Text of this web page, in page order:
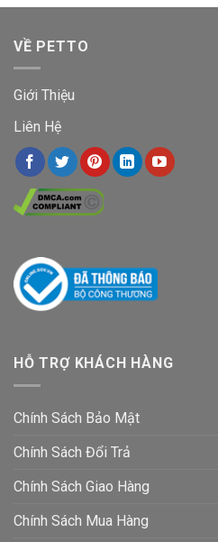
VỀ PETTO
Giới Thiệu
Liên Hệ
HỖ TRỢ KHÁCH HÀNG
Chính Sách Bảo Mật
Chính Sách Đổi Trả
Chính Sách Giao Hàng
Chính Sách Mua Hàng